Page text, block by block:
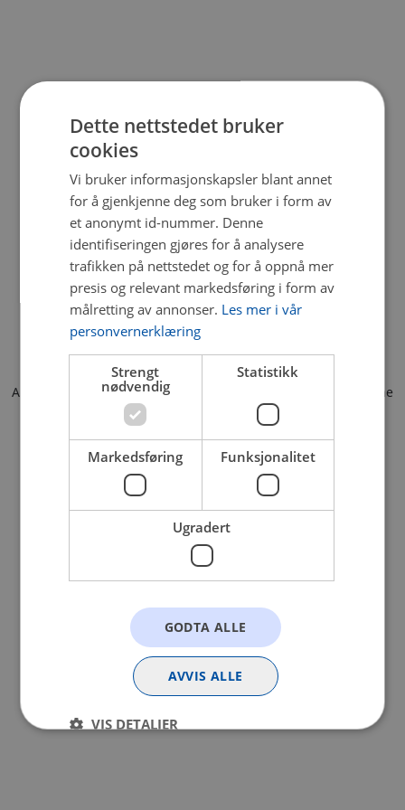
Application error: a client-side exception has occurred (see the
browser console for more information).
Dette nettstedet bruker
cookies
Vi bruker informasjonskapsler blant annet
for å gjenkjenne deg som bruker i form av
et anonymt id-nummer. Denne
identifiseringen gjøres for å analysere
trafikken på nettstedet og for å oppnå mer
presis og relevant markedsføring i form av
målretting av annonser. Les mer i vår
personvernerklæring
Strengt
nødvendig
Statistikk
Markedsføring Funksjonalitet
Ugradert
GODTA ALLE
AVVIS ALLE
VIS DETALJER